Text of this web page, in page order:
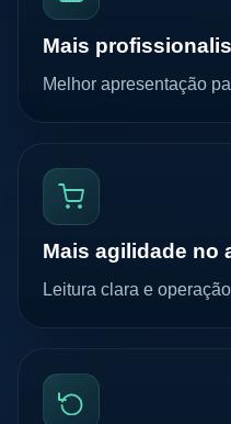
Mais
Melhor apresentação
Mais agilidade no
Leitura clara e